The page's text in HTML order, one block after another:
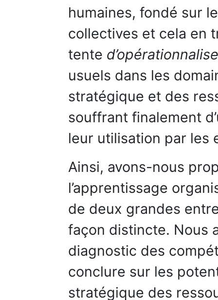
humaines, fondé sur
collectives et cela en
tente
usuels dans les
stratégique et des
souffrant finalement
leur utilisation par les
Ainsi, avons-nous
l’apprentissage
de deux grandes
façon distincte. Nous
diagnostic des
conclure sur les
stratégique des